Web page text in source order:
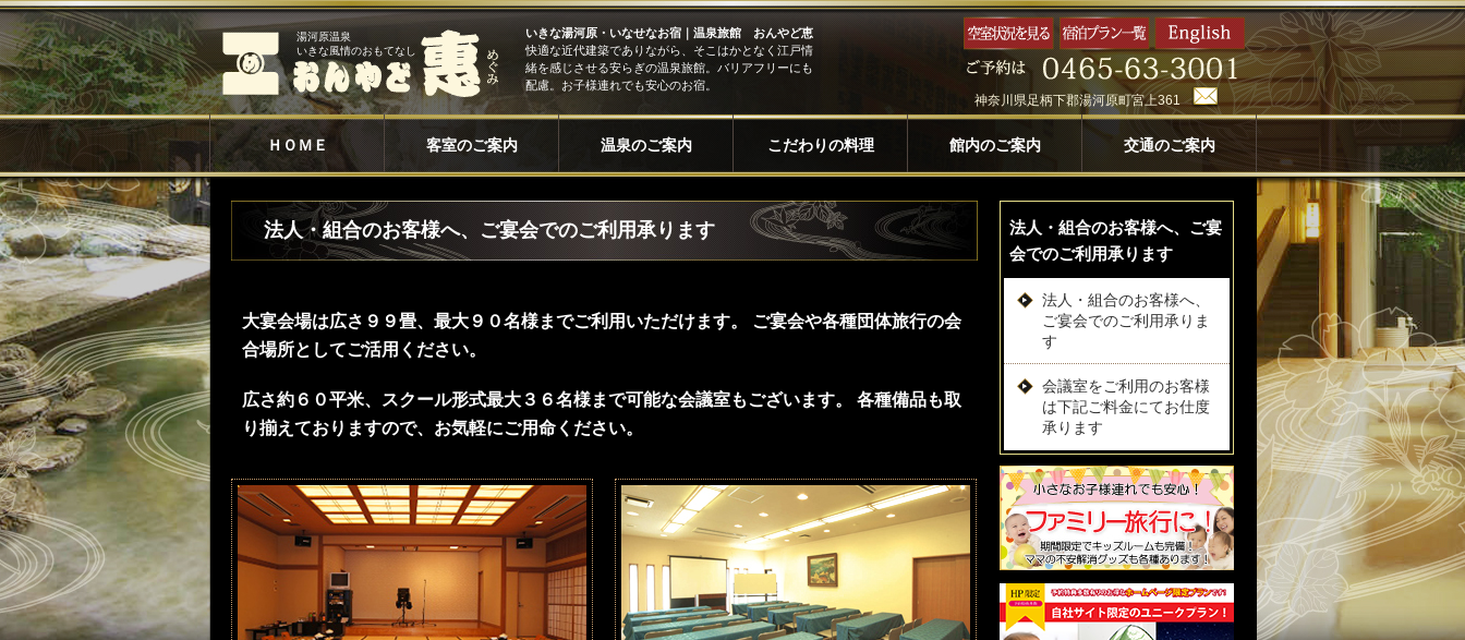
湯河原温泉
いきな風情のおもてなし
いきな湯河原・いなせなお宿｜温泉旅館 おんやど恵
快適な近代建築でありながら、そこはかとなく江戸情
緒を感じさせる安らぎの温泉旅館。バリアフリーにも
配慮。お子様連れでも安心のお宿。
神奈川県足柄下郡湯河原町宮上361
ＨＯＭＥ 客室のご案内 温泉のご案内 こだわりの料理 館内のご案内 交通のご案内
法人・組合のお客様へ、ご宴会でのご利用承ります
大宴会場は広さ９９畳、最大９０名様までご利用いただけます。 ご宴会や各種団体旅行の会
合場所としてご活用ください。
広さ約６０平米、スクール形式最大３６名様まで可能な会議室もございます。 各種備品も取
り揃えておりますので、お気軽にご用命ください。
法人・組合のお客様へ、ご宴
会でのご利用承ります
法人・組合のお客様へ、
ご宴会でのご利用承りま
す
会議室をご利用のお客様
は下記ご料金にてお仕度
承ります